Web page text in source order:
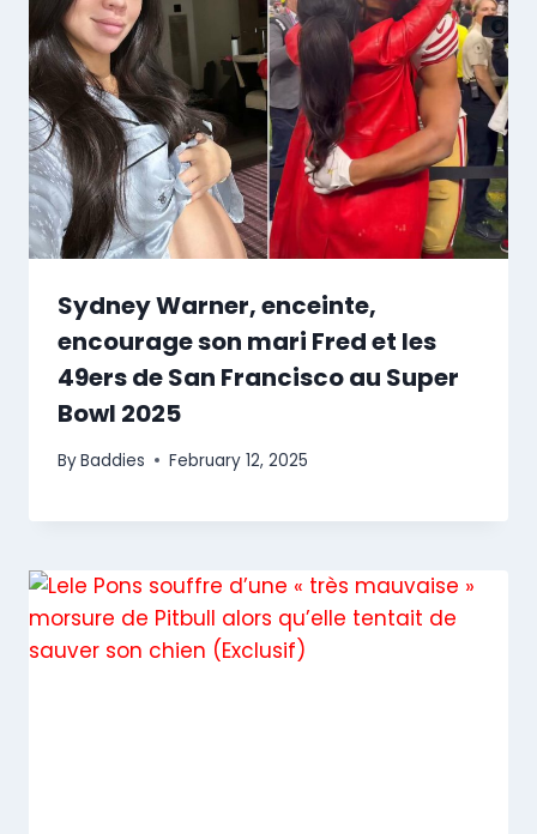
Sydney Warner, enceinte,
encourage son mari Fred et les
49ers de San Francisco au Super
Bowl 2025
ByBaddies February 12, 2025